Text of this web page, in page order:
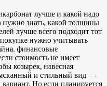
лучше и какой надо
знать, какой толщины
лучше всего подходит тот
нужно учитывать
финансовые
стоимость не имеет
козырек, навесная
и стильный вид —
Но если планируется